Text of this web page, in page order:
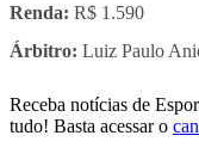
Renda: R$ 1.590
Árbitro: Luiz Paulo
Receba notícias de
tudo! Basta acessar o